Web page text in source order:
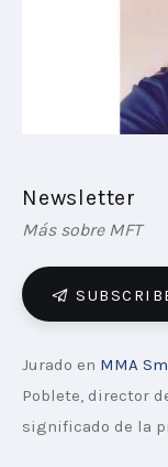
Newsletter
Más sobre MFT
Jurado en MMA
Poblete, director
significado de la